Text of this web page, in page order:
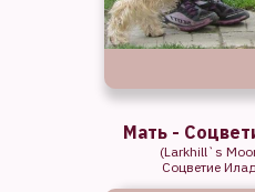
(Larkhill`s
Соцветие
Мать -